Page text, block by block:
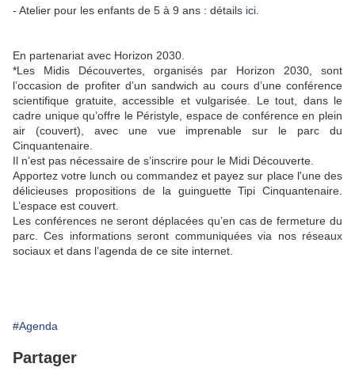
- Atelier pour les enfants de 5 à 9 ans : détails ici
En partenariat avec Horizon 2030.
*Les Midis Découvertes, organisés par Horizon 2030, sont
l’occasion de profiter d’un sandwich au cours d’une conférence
scientifique gratuite, accessible et vulgarisée. Le tout, dans le
cadre unique qu’offre le Péristyle, espace de conférence en plein
air (couvert), avec une vue imprenable sur le parc du
Cinquantenaire.
Il n’est pas nécessaire de s’inscrire pour le Midi Découverte.
Apportez votre lunch ou commandez et payez sur place l'une des
délicieuses propositions de la guinguette Tipi Cinquantenaire.
L’espace est couvert.
Les conférences ne seront déplacées qu’en cas de fermeture du
parc. Ces informations seront communiquées via nos réseaux
sociaux et dans l’agenda de ce site internet.
#Agenda
Partager